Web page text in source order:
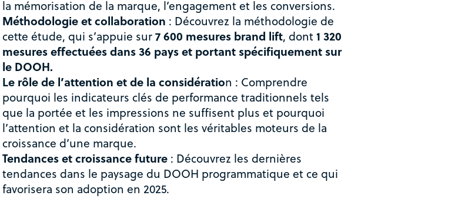
la mémorisation de la marque, l’engagement et les conversions.
Méthodologie et collaboration : Découvrez la méthodologie de
cette étude, qui s’appuie sur7 600 mesures brand lift, dont1 320
mesures effectuées dans 36 pays et portant spécifiquement sur
le DOOH.
Le rôle de l’attention et de la considération : Comprendre
pourquoi les indicateurs clés de performance traditionnels tels
que la portée et les impressions ne suffisent plus et pourquoi
l’attention et la considération sont les véritables moteurs de la
croissance d’une marque.
Tendances et croissance future : Découvrez les dernières
tendances dans le paysage du DOOH programmatique et ce qui
favorisera son adoption en 2025.